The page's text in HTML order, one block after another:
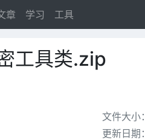
章 学习 工具
工具类.zip
文件大小：
更新日期：